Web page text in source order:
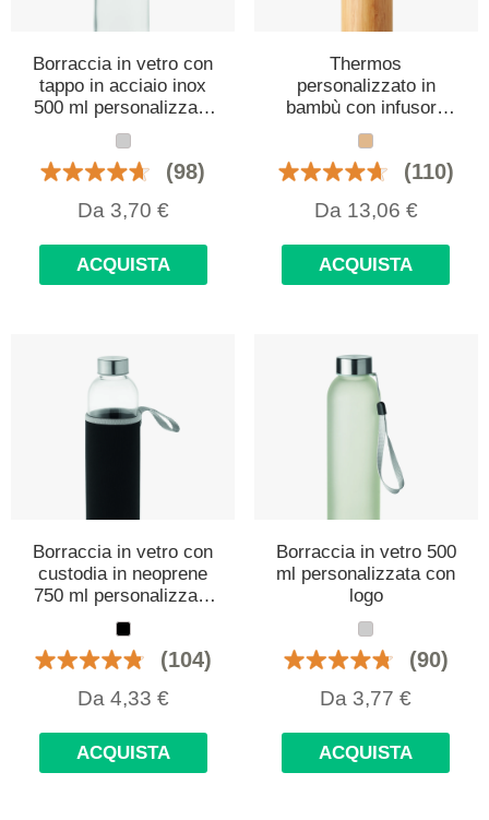
Borraccia in vetro con
tappo in acciaio inox
500 ml personalizzata
con logo
(98)
Da 3,70 €
ACQUISTA
Thermos
personalizzato in
bambù con infusore
per il tè 400 ml
(110)
Da 13,06 €
ACQUISTA
Borraccia in vetro con
custodia in neoprene
750 ml personalizzata
con logo
(104)
Da 4,33 €
ACQUISTA
Borraccia in vetro 500
ml personalizzata con
logo
(90)
Da 3,77 €
ACQUISTA